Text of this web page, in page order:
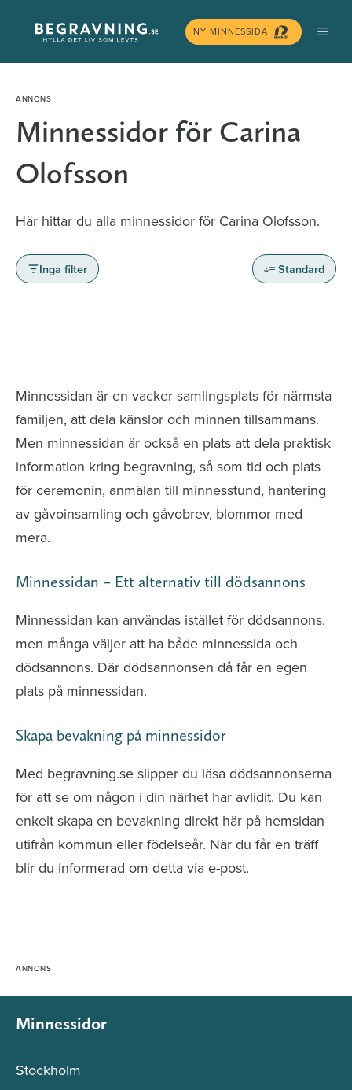
innehåll
NY MINNESSIDA
Minnessidor för Carina
Olofsson
Här hittar du alla minnessidor för Carina Olofsson.
Inga filter Standard
Minnessidan är en vacker samlingsplats för närmsta
familjen, att dela känslor och minnen tillsammans.
Men minnessidan är också en plats att dela praktisk
information kring begravning, så som tid och plats
för ceremonin, anmälan till minnesstund, hantering
av gåvoinsamling och gåvobrev, blommor med
mera.
Minnessidan – Ett alternativ till dödsannons
Minnessidan kan användas istället för dödsannons,
men många väljer att ha både minnessida och
dödsannons. Där dödsannonsen då får en egen
plats på minnessidan.
Skapa bevakning på minnessidor
Med begravning.se slipper du läsa dödsannonserna
för att se om någon i din närhet har avlidit. Du kan
enkelt skapa en bevakning direkt här på hemsidan
utifrån kommun eller födelseår. När du får en träff
blir du informerad om detta via e-post.
Minnessidor
Stockholm